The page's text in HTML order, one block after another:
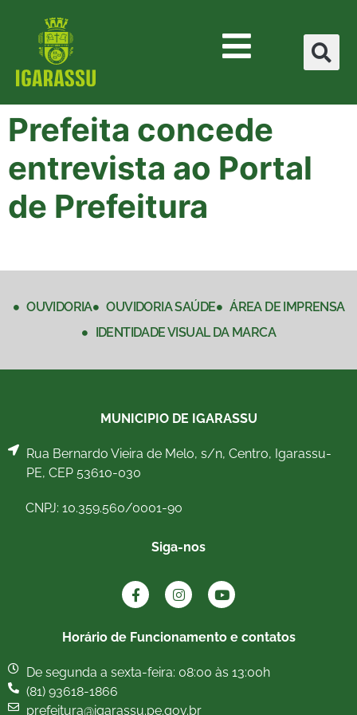
Prefeita concede
entrevista ao Portal
de Prefeitura
OUVIDORIA OUVIDORIA SAÚDE
ÁREA DE IMPRENSA
IDENTIDADE VISUAL DA MARCA
MUNICIPIO DE IGARASSU
Rua Bernardo Vieira de Melo, s/n, Centro, Igarassu-
PE, CEP 53610-030
CNPJ: 10.359.560/0001-90
Siga-nos
Horário de Funcionamento e contatos
De segunda a sexta-feira: 08:00 às 13:00h
(81) 93618-1866
prefeitura@igarassu.pe.gov.br